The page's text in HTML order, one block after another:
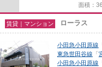
面積：
賃貸｜マンション ローラス
小田急小田原線
東急世田谷線 「
小田急小田原線